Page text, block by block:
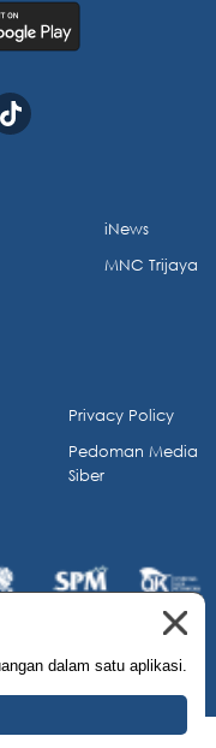
iNews
MNC Trijaya
Privacy Policy
Pedoman Media
Siber
Reserved.
dalam satu aplikasi.